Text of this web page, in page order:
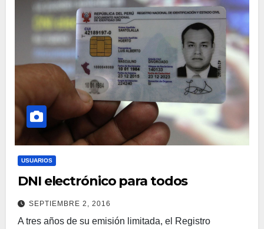
USUARIOS
DNI electrónico para todos
SEPTIEMBRE 2, 2016
A tres años de su emisión limitada, el Registro